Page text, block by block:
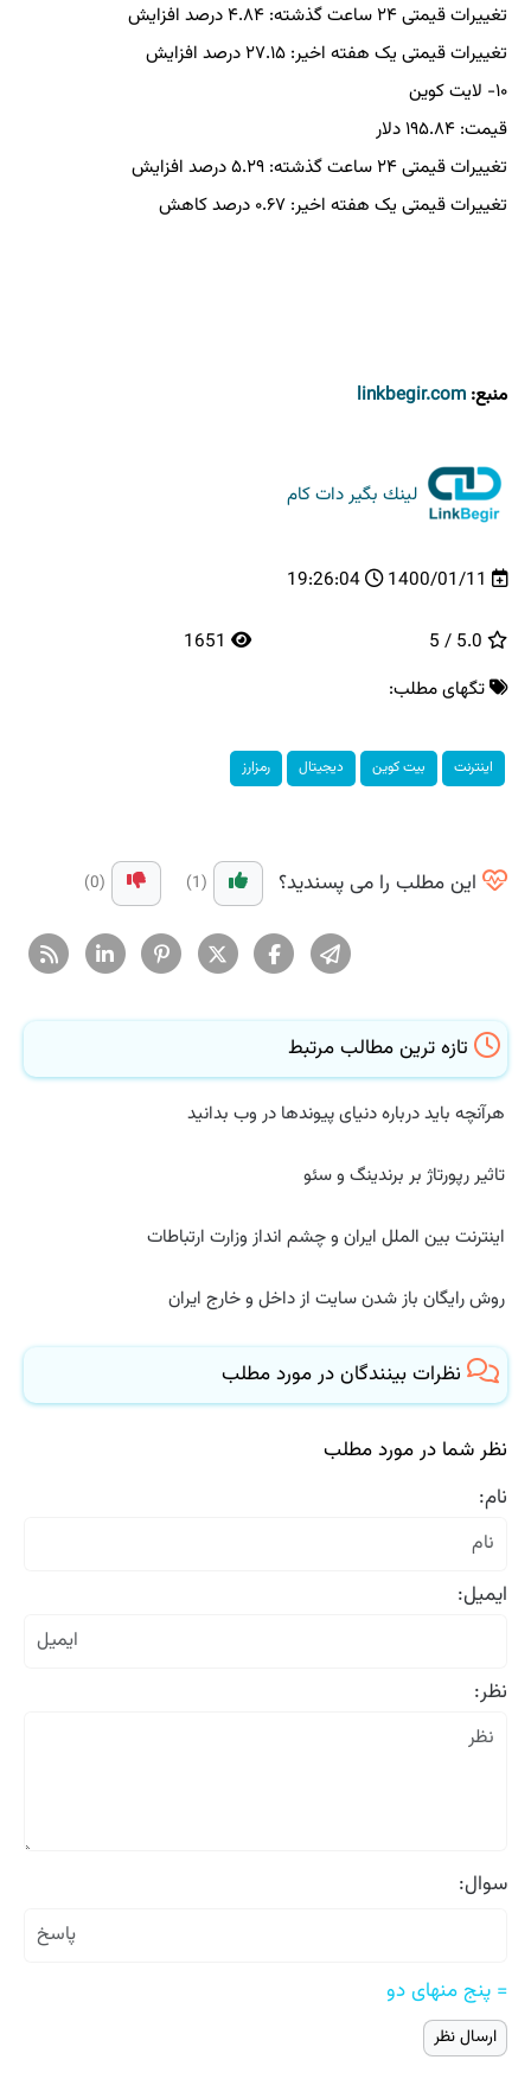
تغییرات قیمتی ۲۴ ساعت گذشته: ۴.۸۴ درصد افزایش
تغییرات قیمتی یک هفته اخیر: ۲۷.۱۵ درصد افزایش
۱۰- لایت کوین
قیمت: ۱۹۵.۸۴ دلار
تغییرات قیمتی ۲۴ ساعت گذشته: ۵.۲۹ درصد افزایش
تغییرات قیمتی یک هفته اخیر: ۰.۶۷ درصد کاهش
منبع: linkbegir.com
لینك بگیر دات كام
1400/01/11
19:26:04
تگهای مطلب:
اینترنت بیت كوین دیجیتال رمزارز
این مطلب را می پسندید؟ (1)
(0)
تازه ترین مطالب مرتبط
هرآنچه باید درباره دنیای پیوندها در وب بدانید
تاثیر رپورتاژ بر برندینگ و سئو
اینترنت بین الملل ایران و چشم انداز وزارت ارتباطات
روش رایگان باز شدن سایت از داخل و خارج ایران
نظرات بینندگان در مورد مطلب
نظر شما در مورد مطلب
نام:
ایمیل:
نظر:
سوال:
= پنج منهای دو